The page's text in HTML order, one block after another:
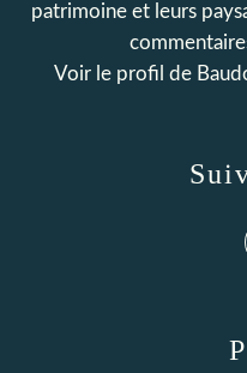
patrimoine et leurs
Voir le profil de